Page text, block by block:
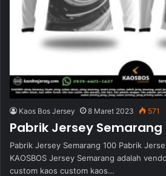
Kaos Bos Jersey 8 Maret 2023 571
Pabrik Jersey Semarang
Pabrik Jersey Semarang 100 Pabrik
KAOSBOS Jersey Semarang adalah
custom kaos custom kaos…